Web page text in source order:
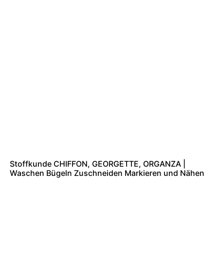
Stoffkunde CHIFFON, GEORGETTE, ORGANZA |
Waschen Bügeln Zuschneiden Markieren und Nähen